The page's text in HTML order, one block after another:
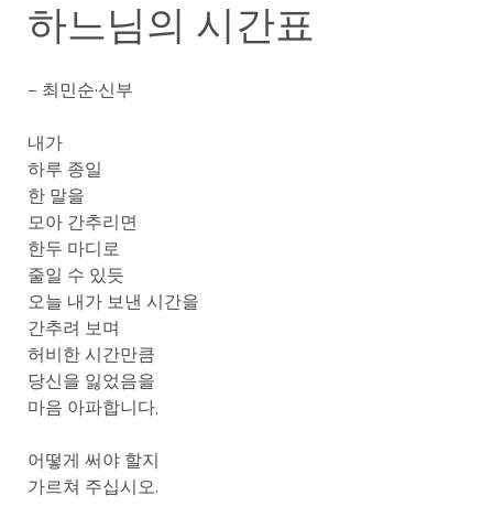
하느님의 시간표
– 최민순·신부
내가
하루 종일
한 말을
모아 간추리면
한두 마디로
줄일 수 있듯
오늘 내가 보낸 시간을
간추려 보며
허비한 시간만큼
당신을 잃었음을
마음 아파합니다,
어떻게 써야 할지
가르쳐 주십시오.